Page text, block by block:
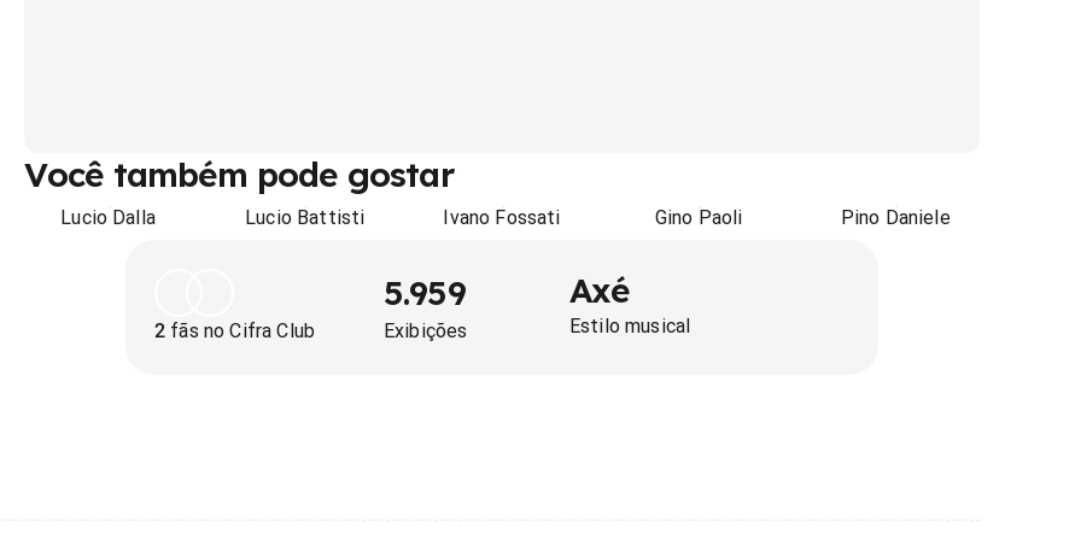
Você também pode gostar
Lucio Dalla Lucio Battisti Ivano Fossati Gino Paoli Pino Daniele
2 fãs no Cifra Club
5.959
Exibições
Axé
Estilo musical